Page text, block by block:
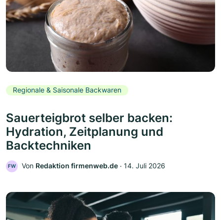
Regionale & Saisonale Backwaren
Sauerteigbrot selber backen:
Hydration, Zeitplanung und
Backtechniken
FW Von Redaktion firmenweb.de ‧ 14. Juli 2026